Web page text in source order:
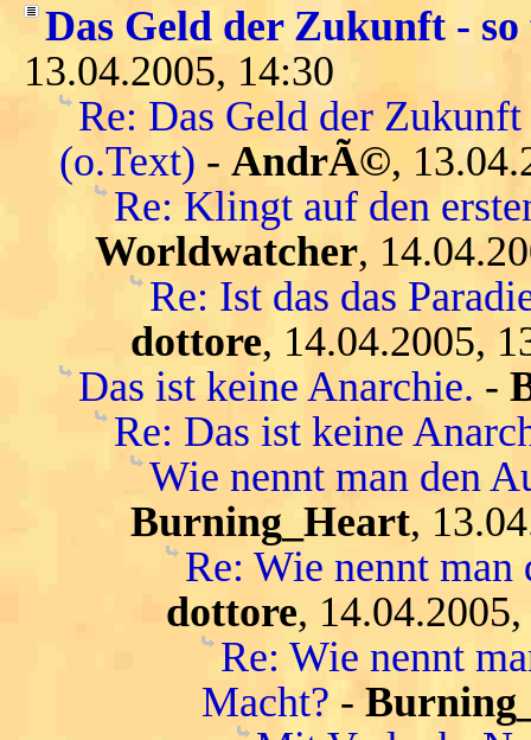
Das Geld der Zukunft -
13.04.2005, 14:30
Re: Das Geld der
(o.Text) - AndrÃ©,
Re: Klingt auf den
Worldwatcher,
Re: Ist das das
dottore, 14.04.2005,
Das ist keine Anarchie. -
Re: Das ist keine
Wie nennt man den
Burning_Heart,
Re: Wie nennt man
dottore,
Re: Wie nennt
Macht? -